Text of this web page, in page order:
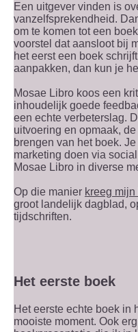
Een uitgever vinden is
vanzelfsprekendheid.
om te komen tot een
voorstel dat aansloot bij
het eerst een boek
aanpakken, dan kun je
Mosae Libro koos een
inhoudelijk goede
een echte verbeterslag.
uitvoering en opmaak,
brengen van het boek.
marketing doen via
Mosae Libro in diverse
Op die manier kreeg
groot landelijk dagblad,
tijdschriften.
Het eerste boek
Het eerste echte boek in
mooiste moment. Ook